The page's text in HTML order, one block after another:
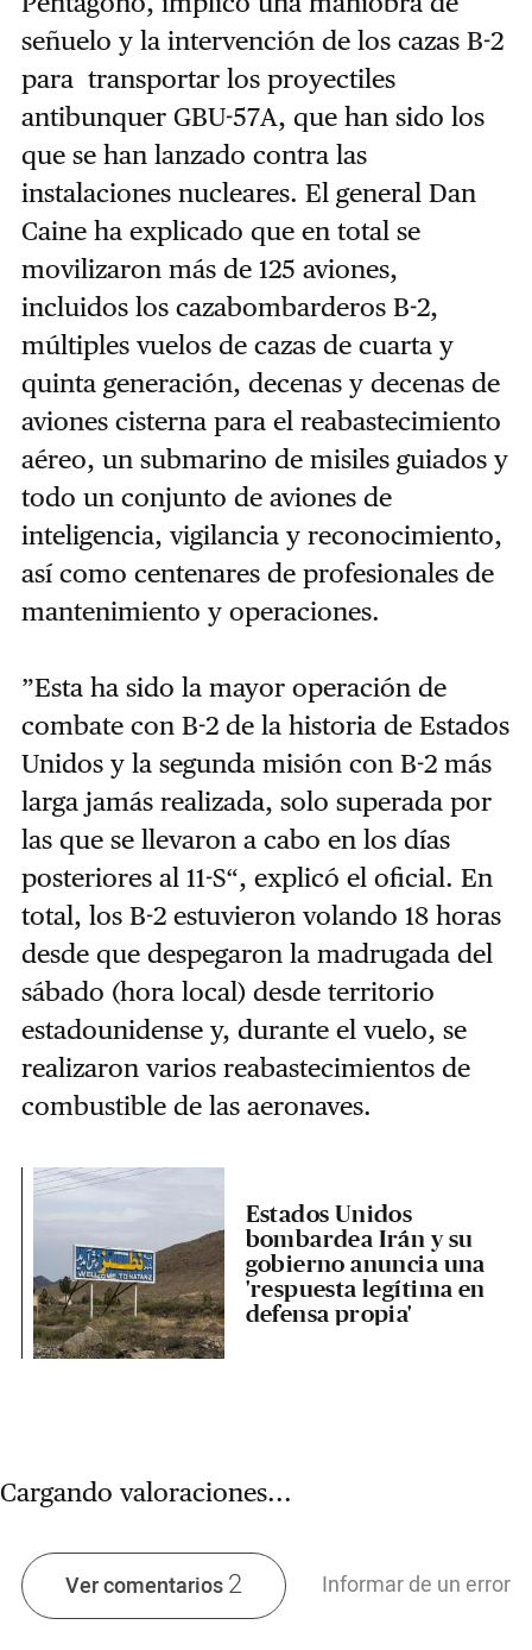
señuelo y la intervención de los cazas B-2
para transportar los proyectiles
antibunquer GBU-57A, que han sido los
que se han lanzado contra las
instalaciones nucleares. El general Dan
Caine ha explicado que en total se
movilizaron más de 125 aviones,
incluidos los cazabombarderos B-2,
múltiples vuelos de cazas de cuarta y
quinta generación, decenas y decenas de
aviones cisterna para el reabastecimiento
aéreo, un submarino de misiles guiados y
todo un conjunto de aviones de
inteligencia, vigilancia y reconocimiento,
así como centenares de profesionales de
mantenimiento y operaciones.
”Esta ha sido la mayor operación de
combate con B-2 de la historia de Estados
Unidos y la segunda misión con B-2 más
larga jamás realizada, solo superada por
las que se llevaron a cabo en los días
posteriores al 11-S“, explicó el oficial. En
total, los B-2 estuvieron volando 18 horas
desde que despegaron la madrugada del
sábado (hora local) desde territorio
estadounidense y, durante el vuelo, se
realizaron varios reabastecimientos de
combustible de las aeronaves.
Estados Unidos
bombardea Irán y su
gobierno anuncia una
'respuesta legítima en
defensa propia'
Cargando valoraciones...
Ver comentarios2 Informar de un error